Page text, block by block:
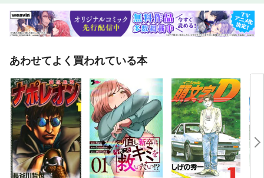
あわせてよく買われている本